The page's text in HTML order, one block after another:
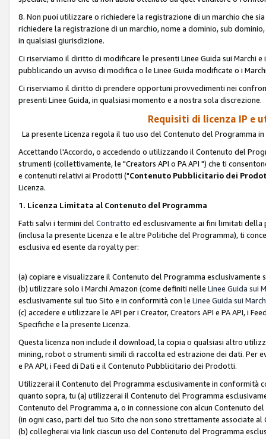
8. Non puoi utilizzare o richiedere la registrazione di un marchio che
richiedere la registrazione di un marchio, nome a dominio, sub
in qualsiasi giurisdizione.
Ci riserviamo il diritto di modificare le presenti Linee Guida sui Marchi
pubblicando un avviso di modifica o le Linee Guida modificate o i
Ci riserviamo il diritto di prendere opportuni provvedimenti nei
presenti Linee Guida, in qualsiasi momento e a nostra sola discrezione.
Requisiti di licenza IP e
La presente Licenza regola il tuo uso del Contenuto del Programma
Accettando l'Accordo, o accedendo o utilizzando il Contenuto del
strumenti (collettivamente, le "Creators API o PA API ") che ti
e contenuti relativi ai Prodotti ("Contenuto Pubblicitario dei
Licenza.
1. Licenza Limitata al Contenuto del Programma
Fatti salvi i termini del Contratto ed esclusivamente ai fini limitati
(inclusa la presente Licenza e le altre Politiche del Programma), ti
esclusiva ed esente da royalty per:
(a) copiare e visualizzare il Contenuto del Programma esclusivamente
(b) utilizzare solo i Marchi Amazon (come definiti nelle Linee Guida sui
esclusivamente sul tuo Sito e in conformità con le Linee Guida sui March
(c) accedere e utilizzare le API per i Creator, Creators API e PA API, i
Specifiche e la presente Licenza.
Questa licenza non include il download, la copia o qualsiasi altro
mining, robot o strumenti simili di raccolta ed estrazione dei dati. Per
e PA API, i Feed di Dati e il Contenuto Pubblicitario dei Prodotti.
Utilizzerai il Contenuto del Programma esclusivamente in conformità
quanto sopra, tu (a) utilizzerai il Contenuto del Programma
Contenuto del Programma a, o in connessione con alcun Contenuto
(in ogni caso, parti del tuo Sito che non sono strettamente associate
(b) collegherai via link ciascun uso del Contenuto del Programma